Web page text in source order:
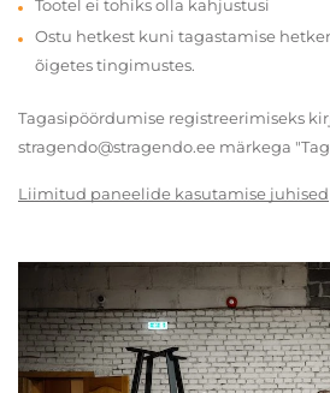
Tootel ei tohiks olla kahjustusi
Ostu hetkest kuni tagastamise
õigetes tingimustes.
Tagasipöördumise registreerimiseks
stragendo@stragendo.ee märkega
Liimitud paneelide kasutamise juhised